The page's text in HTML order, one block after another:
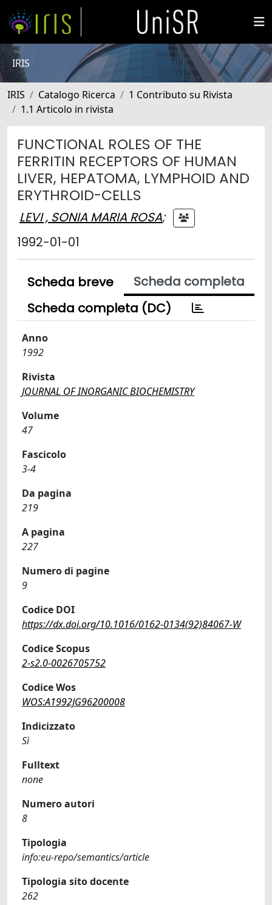
IRIS
IRIS Catalogo Ricerca
1 Contributo su Rivista
1.1 Articolo in rivista
FUNCTIONAL ROLES OF THE
FERRITIN RECEPTORS OF HUMAN
LIVER, HEPATOMA, LYMPHOID AND
ERYTHROID-CELLS
LEVI , SONIA MARIA ROSA;
1992-01-01
Scheda breve
Scheda completa
Scheda completa (DC)
Anno
1992
Rivista
JOURNAL OF INORGANIC BIOCHEMISTRY
Volume
47
Fascicolo
3-4
Da pagina
219
A pagina
227
Numero di pagine
9
Codice DOI
https://dx.doi.org/10.1016/0162-0134(92)84067-W
Codice Scopus
2-s2.0-0026705752
Codice Wos
WOS:A1992JG96200008
Indicizzato
Sì
Fulltext
none
Numero autori
8
Tipologia
info:eu-repo/semantics/article
Tipologia sito docente
262